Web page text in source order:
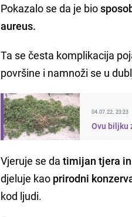
Pokazalo se da je bio
aureus.
Ta se česta komplikacija
površine i namnoži se u
04.07.22. 23:23
Ovu biljku
Vjeruje se datimijan tjera
djeluje kao prirodni
kod ljudi.